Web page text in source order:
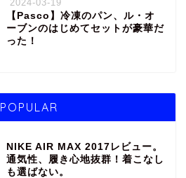
2024-03-19
【Pasco】冷凍のパン、ル・オ
ーブンのはじめてセットが豪華だ
った！
POPULAR
NIKE AIR MAX 2017レビュー。
通気性、履き心地抜群！着こなし
も選ばない。